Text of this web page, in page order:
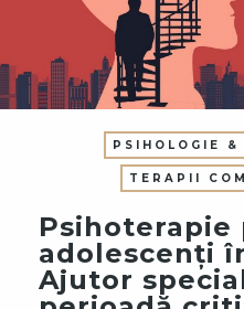
PSIHOLOGIE
TERAPII
Psihoterapie
adolescenți
Ajutor